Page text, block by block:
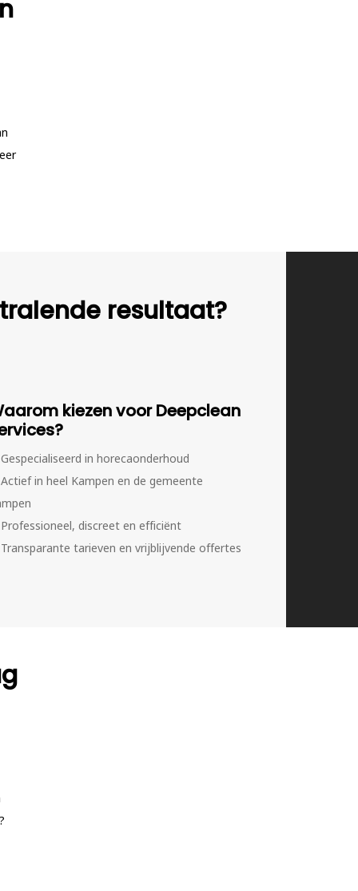
resultaat?
kiezen voor Deepclean
Gespecialiseerd in horecaonderhoud
Actief in heel Kampen en de gemeente
Professioneel, discreet en efficiënt
Transparante tarieven en vrijblijvende offertes